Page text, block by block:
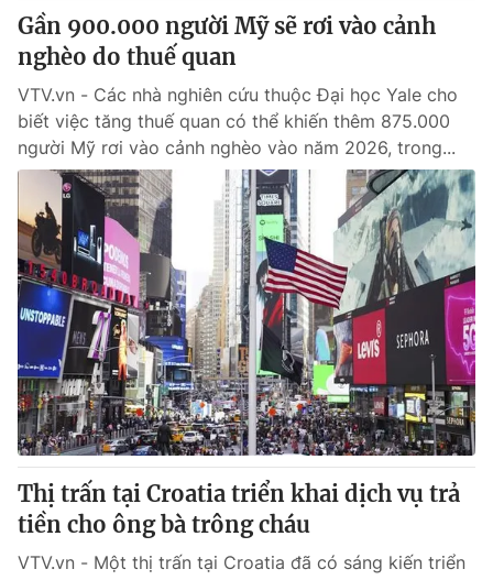
VTV9 VTV8
Liên hệ tòa soạn
THỜI BÁO VTV
Theo dõi báo trên
Cơ quan chủ quản:Đài Truyền hình Việt Nam
Cơ quan báo chí:Thời báo VTV
Giấy phép hoạt động báo in và báo điện tử số 483/GP-BTTTT
cấp ngày 29/12/2023
Tổng Biên tập:Vũ Thanh Thủy
Phó Tổng Biên tập:Nguyễn Thị Mỹ Hạnh, Phạm Quốc Thắng,
Nguyễn Trọng Ninh
Tổng đài VTV:024.38 355 931 - 024.38 355 932
Ðiện thoại Thời báo VTV:
Gần 900.000 người Mỹ sẽ rơi vào cảnh
nghèo do thuế quan
VTV.vn - Các nhà nghiên cứu thuộc Đại học Yale cho
biết việc tăng thuế quan có thể khiến thêm 875.000
người Mỹ rơi vào cảnh nghèo vào năm 2026, trong...
Thị trấn tại Croatia triển khai dịch vụ trả
tiền cho ông bà trông cháu
VTV.vn - Một thị trấn tại Croatia đã có sáng kiến triển